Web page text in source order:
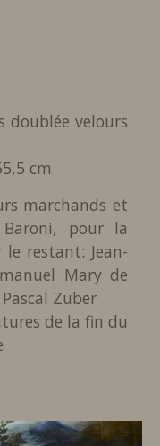
doublée velours
cm
marchands et
Baroni, pour la
restant: Jean-
Mary de
Zuber
de la fin du